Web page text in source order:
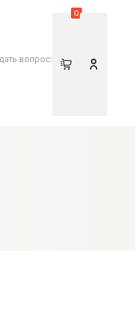
вопрос:
Корзина
0
Личный